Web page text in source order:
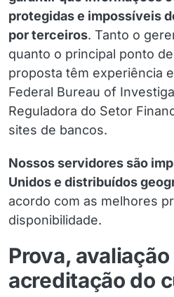
protegidas e impossíveis
por terceiros. Tanto o
quanto o principal ponto
proposta têm experiência
Federal Bureau of
Reguladora do Setor
sites de bancos.
Nossos servidores são
Unidos e distribuídos
acordo com as melhores
disponibilidade.
Prova, avaliação
acreditação do